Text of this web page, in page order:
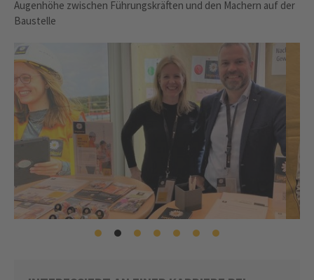
Augenhöhe zwischen Führungskräften und den Machern auf der
Baustelle